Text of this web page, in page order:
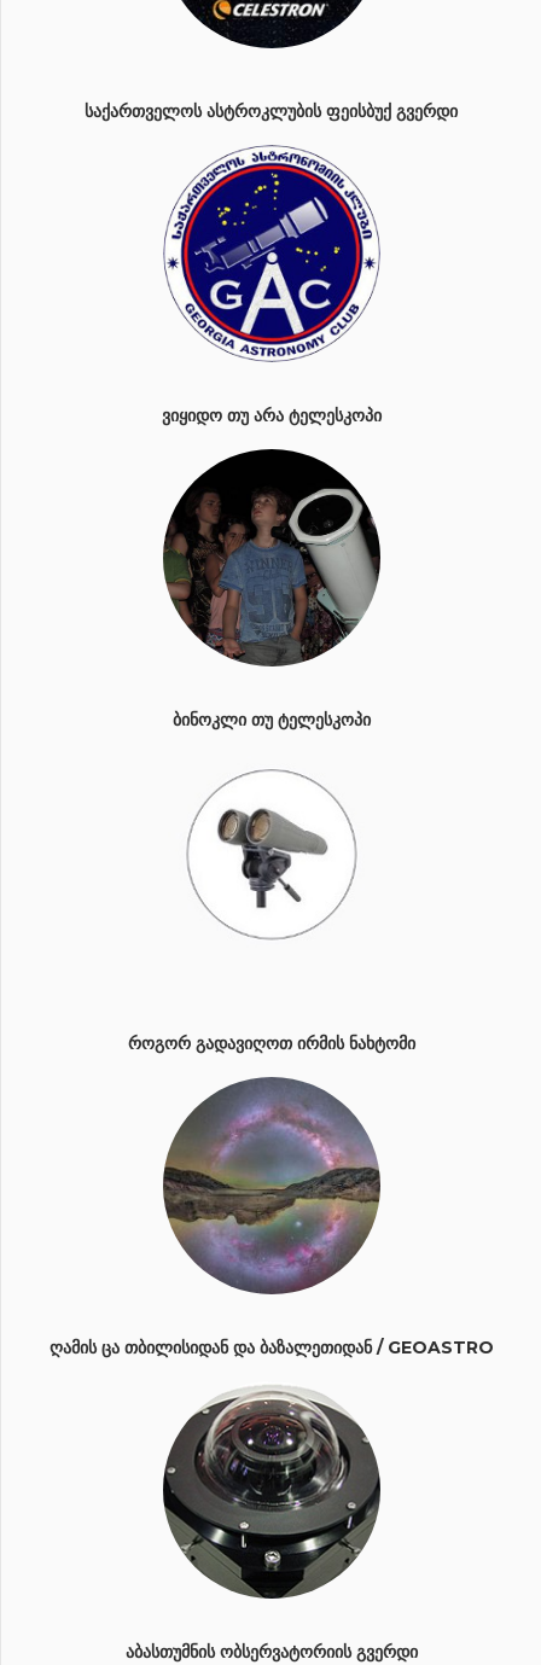
ᲡᲐᲥᲐᲠᲗᲕᲔᲚᲝᲡ ᲐᲡᲢᲠᲝᲙᲚᲣᲑᲘᲡ ᲤᲔᲘᲡᲑᲣᲥ ᲒᲕᲔᲠᲓᲘ
ᲕᲘᲧᲘᲓᲝ ᲗᲣ ᲐᲠᲐ ᲢᲔᲚᲔᲡᲙᲝᲞᲘ
ᲑᲘᲜᲝᲙᲚᲘ ᲗᲣ ᲢᲔᲚᲔᲡᲙᲝᲞᲘ
ᲠᲝᲒᲝᲠ ᲒᲐᲓᲐᲕᲘᲦᲝᲗ ᲘᲠᲛᲘᲡ ᲜᲐᲮᲢᲝᲛᲘ
ᲦᲐᲛᲘᲡ ᲪᲐ ᲗᲑᲘᲚᲘᲡᲘᲓᲐᲜ ᲓᲐ ᲑᲐᲖᲐᲚᲔᲗᲘᲓᲐᲜ / GEOASTRO
ᲐᲑᲐᲡᲗᲣᲛᲜᲘᲡ ᲝᲑᲡᲔᲠᲕᲐᲢᲝᲠᲘᲘᲡ ᲒᲕᲔᲠᲓᲘ